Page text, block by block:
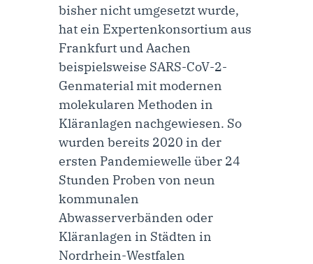
bisher nicht umgesetzt wurde,
hat ein Expertenkonsortium aus
Frankfurt und Aachen
beispielsweise SARS-CoV-2-
Genmaterial mit modernen
molekularen Methoden in
Kläranlagen nachgewiesen. So
wurden bereits 2020 in der
ersten Pandemiewelle über 24
Stunden Proben von neun
kommunalen
Abwasserverbänden oder
Kläranlagen in Städten in
Nordrhein-Westfalen